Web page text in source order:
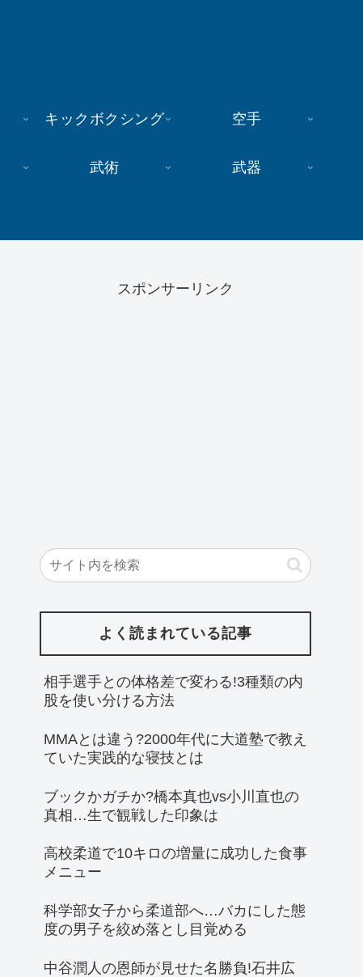
キックボクシング 空手
武術 武器
スポンサーリンク
よく読まれている記事
相手選手との体格差で変わる!3種類の内
股を使い分ける方法
MMAとは違う?2000年代に大道塾で教え
ていた実践的な寝技とは
ブックかガチか?橋本真也vs小川直也の
真相…生で観戦した印象は
高校柔道で10キロの増量に成功した食事
メニュー
科学部女子から柔道部へ…バカにした態
度の男子を絞め落とし目覚める
中谷潤人の恩師が見せた名勝負!石井広